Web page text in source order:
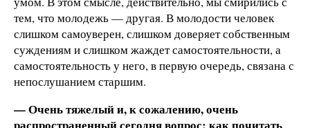
тем, что молодежь — другая. В молодости человек
слишком самоуверен, слишком доверяет собственным
суждениям и слишком жаждет самостоятельности, а
самостоятельность у него, в первую очередь, связана с
непослушанием старшим.
— Очень тяжелый и, к сожалению, очень